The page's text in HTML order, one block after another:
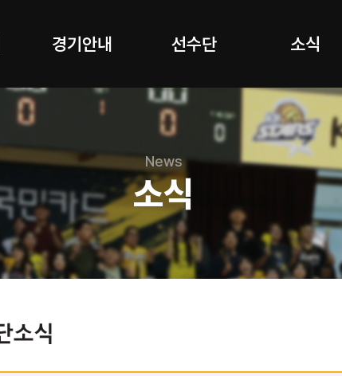
경기안내 선수단 소식